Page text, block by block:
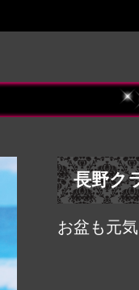
長野ク
お盆も元